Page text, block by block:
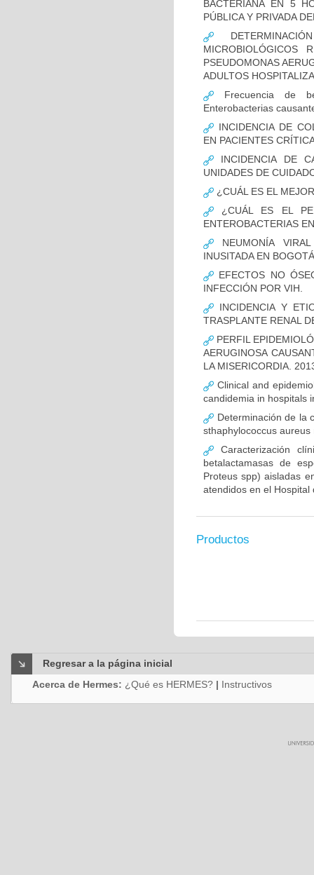
BACTERIANA EN 5
PÚBLICA Y PRIVADA
MICROBIOLÓGICOS
PSEUDOMONAS
ADULTOS
Frecuencia de
Enterobacterias
INCIDENCIA DE
EN PACIENTES
INCIDENCIA DE
UNIDADES DE
¿CUÁL ES EL
¿CUÁL ES EL
ENTEROBACTERIAS
NEUMONÍA
INUSITADA EN
EFECTOS NO
INFECCIÓN POR VIH.
INCIDENCIA Y
TRASPLANTE RENAL
PERFIL
AERUGINOSA
LA MISERICORDIA.
Clinical and
candidemia in hospitals
Determinación de la
sthaphylococcus
Caracterización
betalactamasas de
Proteus spp) aisladas
atendidos en el
Productos
Regresar a la página inicial
Acerca de Hermes: ¿Qué es HERMES? | Instructivos